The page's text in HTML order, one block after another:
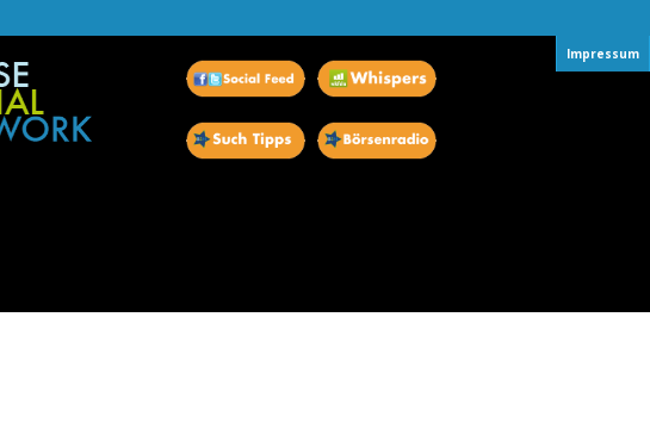
Impressum